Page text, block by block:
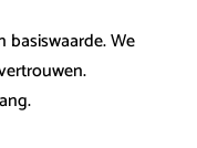
We